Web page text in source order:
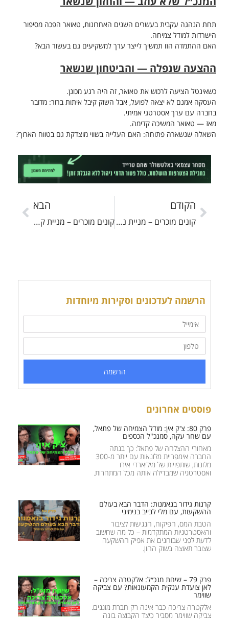
תחת הנהגה עקבית בעשרים השנים האחרונות, טאואר הפכה מסיפור
הישרדות למודל צמיחה.
האם ההתמדה הזו תמשיך לייצר ערך למשקיעים גם בעשור הבא?
ההצעה שנפלה — והביטחון שנשאר
כשאינטל הציעה לרכוש את טאואר, זה היה רגע מכונן.
העסקה אמנם לא יצאה לפועל, אבל השוק קיבל איתות ברור: מדובר
בחברה עם ערך אסטרטגי אמיתי.
מאז — טאואר המשיכה קדימה.
השאלה שנשארה פתוחה: האם העלייה בשווי מוצדקת גם בטווח הארוך?
הקודם
קונים מוכרים – מניית נובה – Nova
הבא
קונים מוכרים – מניית קמטק Camtek
הרשמה לעדכונים וסקירות מיוחדות
הרשמה
פוסטים אחרונים
פרק 80: צ'ק אין: מודל הצמיחה של פתאל,
עם שחר עקה, סמנכ"ל הכספים
מאחורי ההצלחה של פתאל: כך בנתה
החברה אימפריית מלונאות עם יותר מ-300
מלונות, שותפויות של מיליארדי אירו
ואסטרטגיה שמבדילה אותה מכל המתחרות.
קרנות גידור בנאמנות: הדבר הבא בעולם
ההשקעות, עם מלי לבייב בנימיני
הטבת המס, הפיקוח, הנגישות לציבור
והאסטרטגיות המתקדמות – כל מה שחשוב
לדעת לפני שבוחנים את אפיק ההשקעה
שצובר תאוצה בשוק ההון.
פרק 79 – שיחת מנכ״ל: אלקטרה צריכה –
לאן צועדת ענקית הקמעונאות? עם צביקה
שווימר
אלקטרה צריכה כבר אינה רק חברת מזגנים.
צביקה שווימר מסביר כיצד הקבוצה בונה